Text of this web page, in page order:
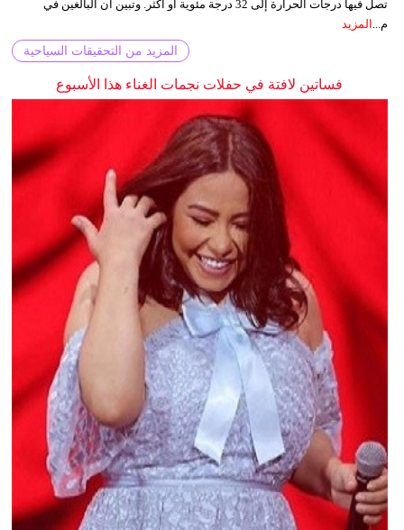
تصل فيها درجات الحرارة إلى 32 درجة مئوية أو أكثر. وتبين أن البالغين في
م... المزيد
المزيد من التحقيقات السياحية
فساتين لافتة في حفلات نجمات الغناء هذا الأسبوع